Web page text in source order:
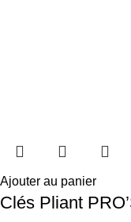
Ajouter au panier
Clés Pliant